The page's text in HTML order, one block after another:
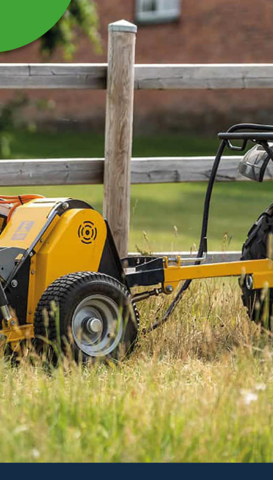
HANDVINSCH MED LÅS
TILL VINSCHKRAN
Handvinsch med lås till vinschkran
Les mer
690 kr
Ekskl. mva.
På lager hos Kellfri sentrallager
- +
LEGG I HANDLEKURVEN